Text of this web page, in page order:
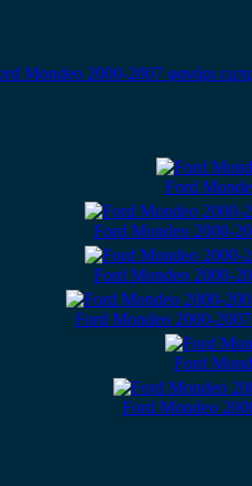
Ford
Ford Mondeo 2000-
Ford Mondeo 2000-
Ford Mondeo 2000-
Ford
Ford Mondeo